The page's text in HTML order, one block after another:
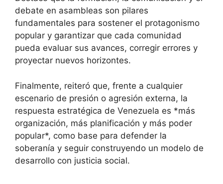
debate en asambleas son pilares
fundamentales para sostener el protagonismo
popular y garantizar que cada comunidad
pueda evaluar sus avances, corregir errores y
proyectar nuevos horizontes.
Finalmente, reiteró que, frente a cualquier
escenario de presión o agresión externa, la
respuesta estratégica de Venezuela es *más
organización, más planificación y más poder
popular*, como base para defender la
soberanía y seguir construyendo un modelo de
desarrollo con justicia social.